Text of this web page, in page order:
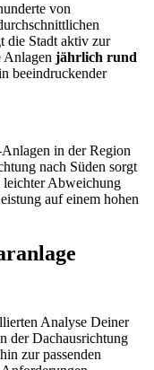
von
die Stadt aktiv zur
Anlagen jährlich rund
beeindruckender
in der Region
nach Süden sorgt
leichter Abweichung
auf einem hohen
Analyse Deiner
der Dachausrichtung
zur passenden